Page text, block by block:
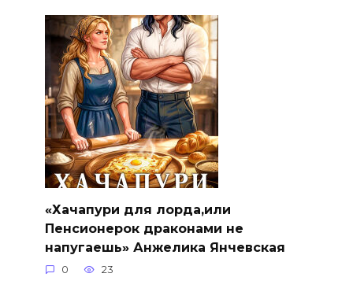
«Хачапури для лорда,или
Пенсионерок драконами не
напугаешь» Анжелика Янчевская
0 23